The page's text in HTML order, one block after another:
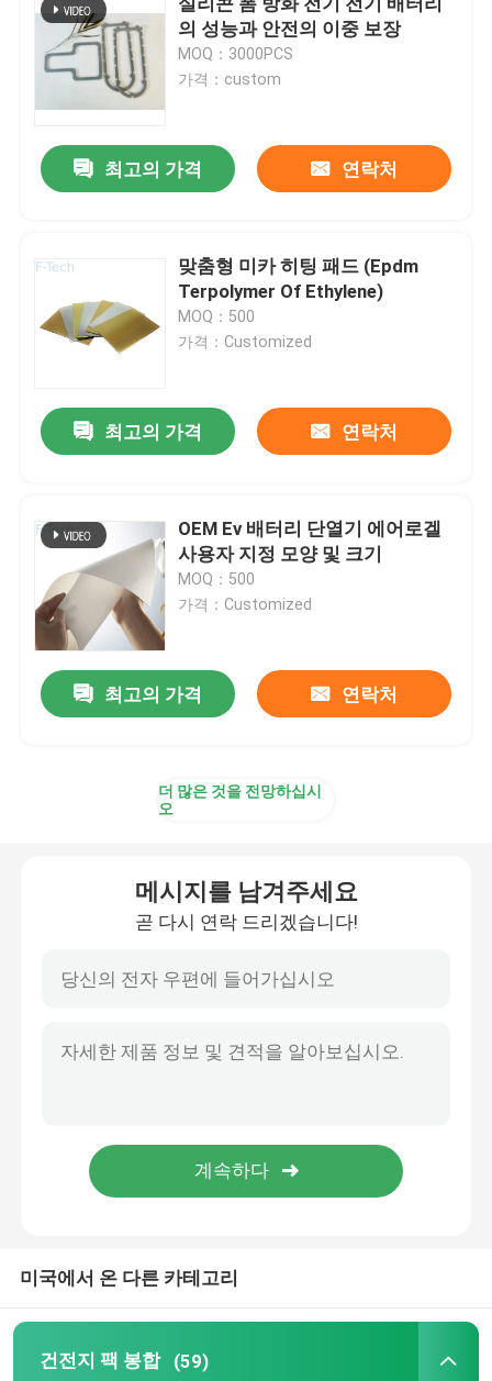
의 성능과 안전의 이중 보장
MOQ：3000PCS
가격：custom
최고의 가격 연락처
맞춤형 미카 히팅 패드 (Epdm
Terpolymer Of Ethylene)
MOQ：500
가격：Customized
최고의 가격 연락처
OEM Ev 배터리 단열기 에어로겔
사용자 지정 모양 및 크기
MOQ：500
가격：Customized
최고의 가격 연락처
더 많은 것을 전망하십시
오
메시지를 남겨주세요
곧 다시 연락 드리겠습니다!
미국에서 온 다른 카테고리
건전지 팩 봉합 (59)